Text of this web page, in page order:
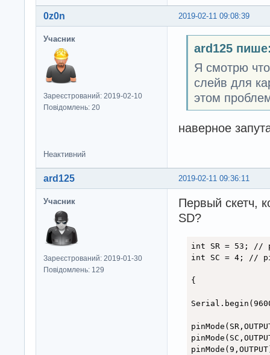
2019-02-11 09:08:39
0z0n
Учасник
Зареєстрований: 2019-02-10
Повідомлень: 20
ard125
Я смотрю
слейв для
этом
наверное
Неактивний
2019-02-11 09:36:11
ard125
Учасник
Зареєстрований: 2019-01-30
Повідомлень: 129
Первый скетч,
SD?
int SR = 53; //
int SC = 4; //
{